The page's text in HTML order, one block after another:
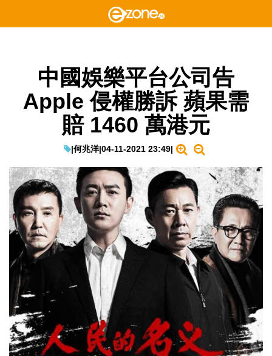
中國娛樂平台公司告
Apple 侵權勝訴 蘋果需
賠 1460 萬港元
|何兆洋|04-11-2021 23:49|